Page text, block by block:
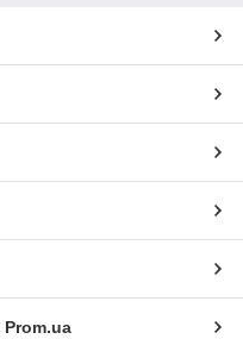
Prom.ua